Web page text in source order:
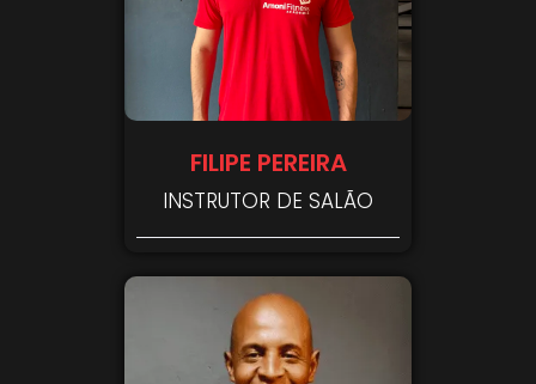
FILIPE PEREIRA
INSTRUTOR DE SALÃO